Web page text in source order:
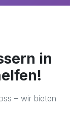
in
– wir bieten